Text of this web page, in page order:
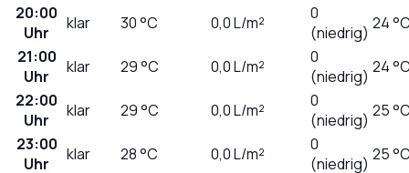
20:00
Uhr
klar 30°C 0,0L/m²
0
(niedrig) 24
21:00
Uhr
klar 29°C 0,0L/m²
0
(niedrig) 24
22:00
Uhr
klar 29°C 0,0L/m²
0
(niedrig) 25
23:00
Uhr
klar 28°C 0,0L/m²
0
(niedrig) 25